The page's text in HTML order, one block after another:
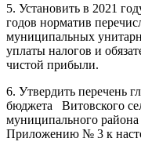
5. Установить в 2021
годов норматив
муниципальных
уплаты налогов и
чистой прибыли.
6. Утвердить перечень
бюджета Витовского
муниципального
Приложению № 3 к